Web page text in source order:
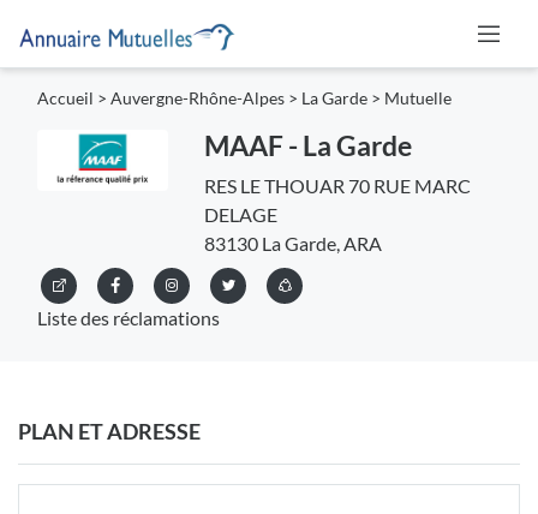
Accueil > Auvergne-Rhône-Alpes > La Garde > Mutuelle
MAAF - La Garde
RES LE THOUAR 70 RUE MARC
DELAGE
83130 La Garde, ARA
Liste des réclamations
PLAN ET ADRESSE